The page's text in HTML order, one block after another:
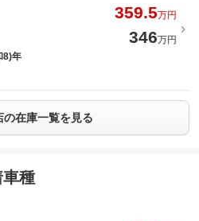
359.5万円
346万円
8)年
の在庫一覧を見る
車種